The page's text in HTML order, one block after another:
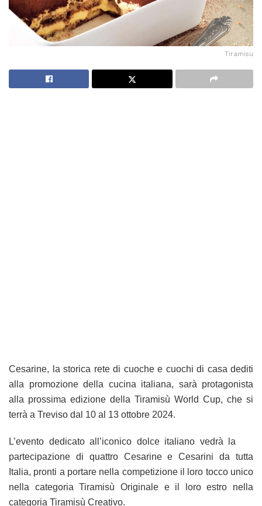
Tiramisu
Cesarine, la storica rete di cuoche e cuochi di casa dediti
alla promozione della cucina italiana, sarà protagonista
alla prossima edizione della Tiramisù World Cup, che si
terrà a Treviso dal 10 al 13 ottobre 2024.
L’evento dedicato all’iconico dolce italiano vedrà la
partecipazione di quattro Cesarine e Cesarini da tutta
Italia, pronti a portare nella competizione il loro tocco unico
nella categoria Tiramisù Originale e il loro estro nella
categoria Tiramisù Creativo.